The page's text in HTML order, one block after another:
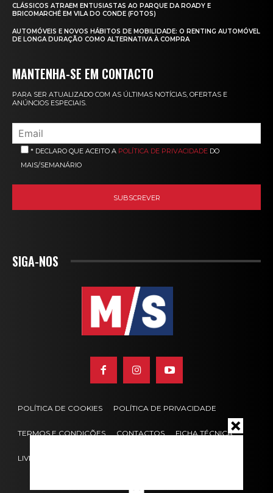
CLÁSSICOS ATRAEM ENTUSIASTAS AO PARQUE DA ROADY E
BRICOMARCHÉ EM VILA DO CONDE (FOTOS)
AUTOMÓVEIS E NOVOS HÁBITOS DE MOBILIDADE: O RENTING AUTOMÓVEL
DE LONGA DURAÇÃO COMO ALTERNATIVA À COMPRA
MANTENHA-SE EM CONTACTO
PARA SER ATUALIZADO COM AS ÚLTIMAS NOTÍCIAS, OFERTAS E
ANÚNCIOS ESPECIAIS.
* DECLARO QUE ACEITO A POLÍTICA DE PRIVACIDADE DO
MAIS/SEMANÁRIO
SIGA-NOS
POLÍTICA DE COOKIES POLÍTICA DE PRIVACIDADE
TERMOS E CONDIÇÕES CONTACTOS FICHA TÉCNICA
LIVRO DE RECLAMAÇÕES